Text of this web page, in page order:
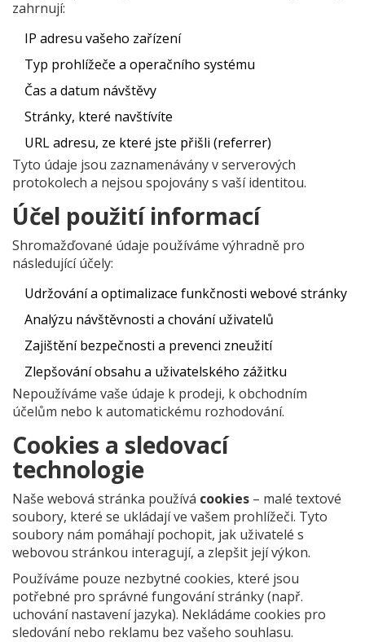
zahrnují:
IP adresu vašeho zařízení
Typ prohlížeče a operačního systému
Čas a datum návštěvy
Stránky, které navštívíte
URL adresu, ze které jste přišli (referrer)
Tyto údaje jsou zaznamenávány v serverových
protokolech a nejsou spojovány s vaší identitou.
Účel použití informací
Shromažďované údaje používáme výhradně pro
následující účely:
Udržování a optimalizace funkčnosti webové stránky
Analýzu návštěvnosti a chování uživatelů
Zajištění bezpečnosti a prevenci zneužití
Zlepšování obsahu a uživatelského zážitku
Nepoužíváme vaše údaje k prodeji, k obchodním
účelům nebo k automatickému rozhodování.
Cookies a sledovací
technologie
Naše webová stránka používá cookies – malé textové
soubory, které se ukládají ve vašem prohlížeči. Tyto
soubory nám pomáhají pochopit, jak uživatelé s
webovou stránkou interagují, a zlepšit její výkon.
Používáme pouze nezbytné cookies, které jsou
potřebné pro správné fungování stránky (např.
uchování nastavení jazyka). Nekládáme cookies pro
sledování nebo reklamu bez vašeho souhlasu.